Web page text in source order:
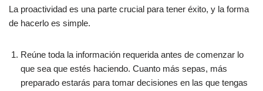
La proactividad es una parte crucial para tener éxito, y la forma
de hacerlo es simple.
Reúne toda la información requerida antes de comenzar lo
que sea que estés haciendo. Cuanto más sepas, más
preparado estarás para tomar decisiones en las que tengas